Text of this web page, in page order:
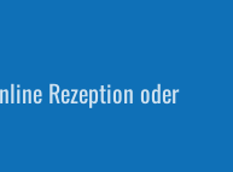
Rezeption oder